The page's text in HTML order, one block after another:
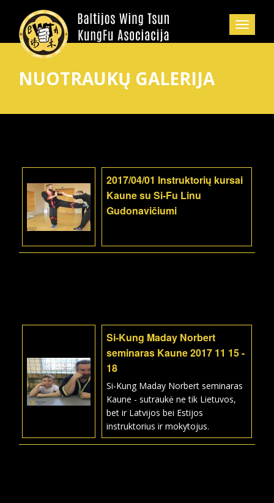
NUOTRAUKŲ GALERIJA
2017/04/01 Instruktorių kursai
Kaune su Si-Fu Linu
Gudonavičiumi
Si-Kung Maday Norbert
seminaras Kaune 2017 11 15 -
18
Si-Kung Maday Norbert seminaras
Kaune - sutraukė ne tik Lietuvos,
bet ir Latvijos bei Estijos
instruktorius ir mokytojus.